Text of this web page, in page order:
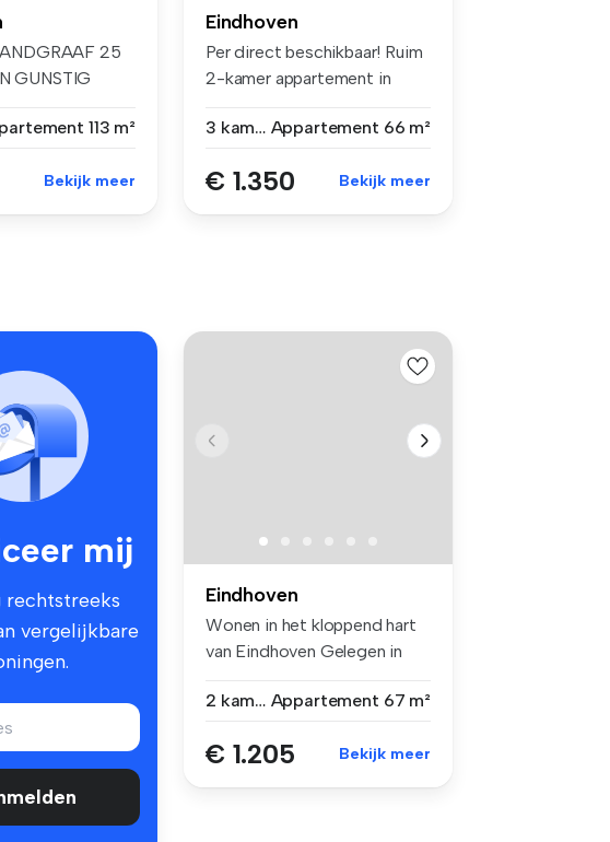
25
GUNSTIG
113 m²
Bekijk meer
Eindhoven
Per direct beschikbaar! Ruim
2-kamer appartement in
3 kamers Appartement 66 m²
€ 1.350 Bekijk meer
mij
rechtstreeks
vergelijkbare
Eindhoven
Wonen in het kloppend hart
van Eindhoven Gelegen in
2 kamers Appartement 67 m²
€ 1.205 Bekijk meer